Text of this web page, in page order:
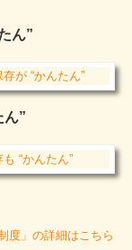
ん”
ん”
度」の詳細はこちら